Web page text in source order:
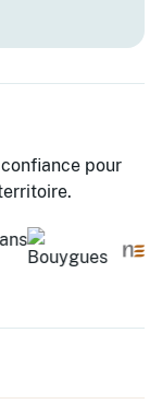
pour